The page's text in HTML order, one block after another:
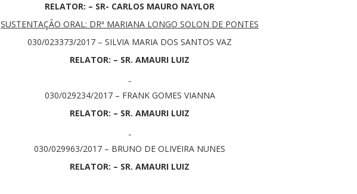
RELATOR: – SR- CARLOS MAURO NAYLOR
SUSTENTAÇÃO ORAL: DRª MARIANA LONGO SOLON DE PONTES
030/023373/2017 – SILVIA MARIA DOS SANTOS VAZ
RELATOR: – SR. AMAURI LUIZ
030/029234/2017 – FRANK GOMES VIANNA
RELATOR: – SR. AMAURI LUIZ
030/029963/2017 – BRUNO DE OLIVEIRA NUNES
RELATOR: – SR. AMAURI LUIZ